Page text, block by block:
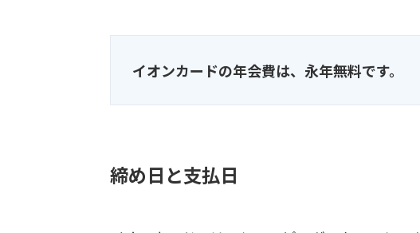
イオンカードの年会費は、永年無料です。
締め日と支払日